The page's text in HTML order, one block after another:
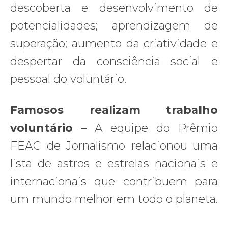
descoberta e desenvolvimento de
potencialidades; aprendizagem de
superação; aumento da criatividade e
despertar da consciência social e
pessoal do voluntário.
Famosos realizam trabalho
voluntário –A equipe do Prêmio
FEAC de Jornalismo relacionou uma
lista de astros e estrelas nacionais e
internacionais que contribuem para
um mundo melhor em todo o planeta.